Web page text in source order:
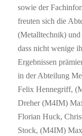
sowie der
freuten sich die
(Metalltechnik)
dass nicht wenige
Ergebnissen
in der Abteilung
Felix Hennegriff,
Dreher (M4IM)
Florian Huck,
Stock, (M4IM)